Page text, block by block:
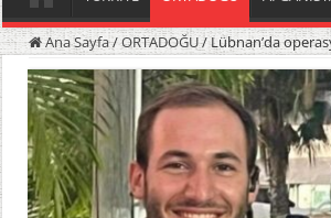
Ana Sayfa/ORTADOĞU/Lübnan’da